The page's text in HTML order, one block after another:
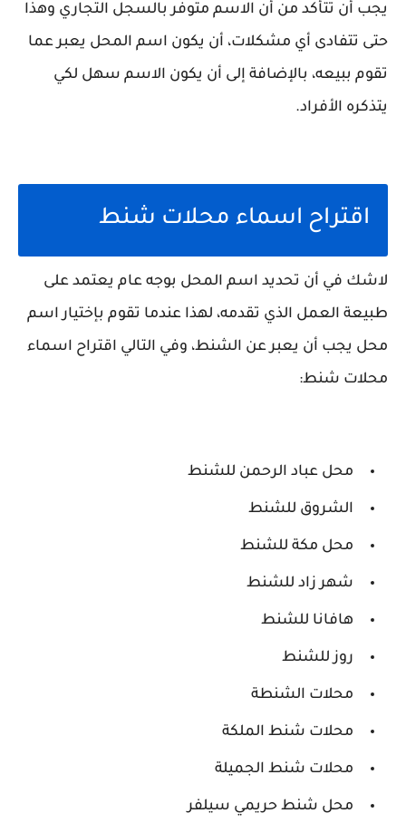
يجب أن تتأكد من أن الاسم متوفر بالسجل التجاري وهذا
حتى تتفادى أي مشكلات، أن يكون اسم المحل يعبر عما
تقوم ببيعه، بالإضافة إلى أن يكون الاسم سهل لكي
يتذكره الأفراد.
اقتراح اسماء محلات شنط
لاشك في أن تحديد اسم المحل بوجه عام يعتمد على
طبيعة العمل الذي تقدمه، لهذا عندما تقوم بإختيار اسم
محل يجب أن يعبر عن الشنط، وفي التالي اقتراح اسماء
محلات شنط:
محل عباد الرحمن للشنط
الشروق للشنط
محل مكة للشنط
شهر زاد للشنط
هافانا للشنط
روز للشنط
محلات الشنطة
محلات شنط الملكة
محلات شنط الجميلة
محل شنط حريمي سيلفر